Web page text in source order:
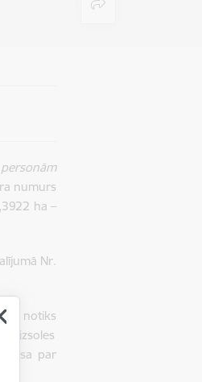
numurs
ha–
Nr.
notiks
izsoles
par